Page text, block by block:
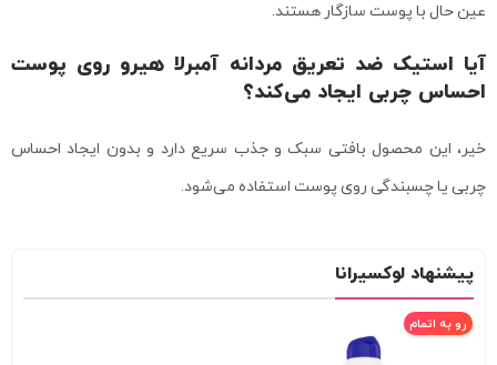
عین حال با پوست سازگار هستند.
آیا استیک ضد تعریق مردانه آمبرلا هیرو روی پوست
احساس چربی ایجاد می‌کند؟
خیر، این محصول بافتی سبک و جذب سریع دارد و بدون ایجاد احساس
چربی یا چسبندگی روی پوست استفاده می‌شود.
پیشنهاد لوکسیرانا
رو به اتمام